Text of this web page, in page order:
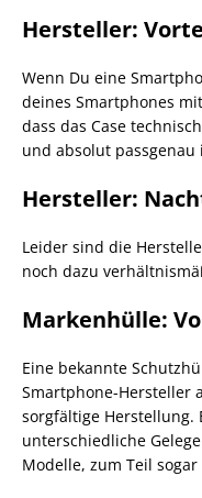
Hersteller:
Wenn Du eine
deines Smartphones
dass das Case
und absolut passgenau
Hersteller:
Leider sind die
noch dazu
Markenhülle:
Eine bekannte
Smartphone-Hersteller
sorgfältige Herstellung.
unterschiedliche
Modelle, zum Teil